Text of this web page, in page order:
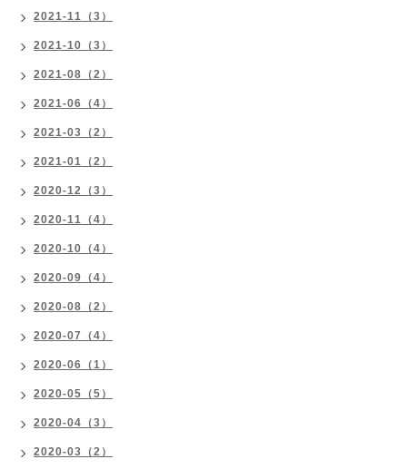
2021-11（3）
2021-10（3）
2021-08（2）
2021-06（4）
2021-03（2）
2021-01（2）
2020-12（3）
2020-11（4）
2020-10（4）
2020-09（4）
2020-08（2）
2020-07（4）
2020-06（1）
2020-05（5）
2020-04（3）
2020-03（2）